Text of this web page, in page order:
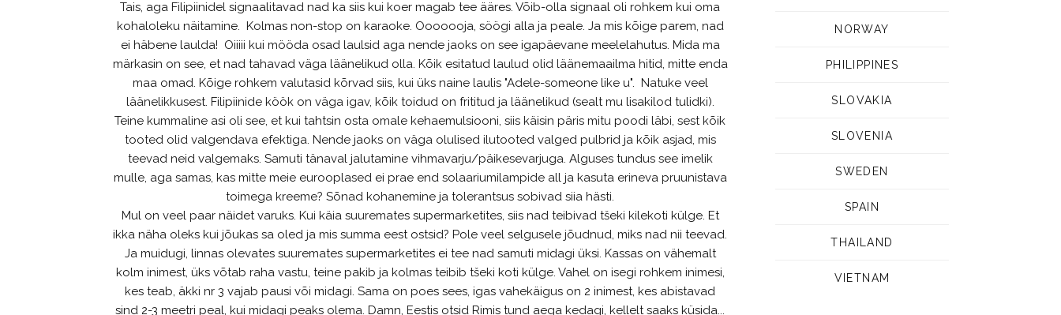
Tais, aga Filipiinidel signaalitavad nad ka siis kui koer magab tee ääres. Võib-olla signaal oli rohkem kui oma
kohaloleku näitamine. Kolmas non-stop on karaoke. Ooooooja, söögi alla ja peale. Ja mis kõige parem, nad
ei häbene laulda! Oiiiii kui mööda osad laulsid aga nende jaoks on see igapäevane meelelahutus. Mida ma
märkasin on see, et nad tahavad väga läänelikud olla. Kõik esitatud laulud olid läänemaailma hitid, mitte enda
maa omad. Kõige rohkem valutasid kõrvad siis, kui üks naine laulis "Adele-someone like u". Natuke veel
läänelikkusest. Filipiinide köök on väga igav, kõik toidud on frititud ja läänelikud (sealt mu lisakilod tulidki).
Teine kummaline asi oli see, et kui tahtsin osta omale kehaemulsiooni, siis käisin päris mitu poodi läbi, sest kõik
tooted olid valgendava efektiga. Nende jaoks on väga olulised ilutooted valged pulbrid ja kõik asjad, mis
teevad neid valgemaks. Samuti tänaval jalutamine vihmavarju/päikesevarjuga. Alguses tundus see imelik
mulle, aga samas, kas mitte meie eurooplased ei prae end solaariumilampide all ja kasuta erineva pruunistava
toimega kreeme? Sõnad kohanemine ja tolerantsus sobivad siia hästi.
Mul on veel paar näidet varuks. Kui käia suuremates supermarketites, siis nad teibivad tšeki kilekoti külge. Et
ikka näha oleks kui jõukas sa oled ja mis summa eest ostsid? Pole veel selgusele jõudnud, miks nad nii teevad.
Ja muidugi, linnas olevates suuremates supermarketites ei tee nad samuti midagi üksi. Kassas on vähemalt
kolm inimest, üks võtab raha vastu, teine pakib ja kolmas teibib tšeki koti külge. Vahel on isegi rohkem inimesi,
kes teab, äkki nr 3 vajab pausi või midagi. Sama on poes sees, igas vahekäigus on 2 inimest, kes abistavad
sind 2-3 meetri peal, kui midagi peaks olema. Damn, Eestis otsid Rimis tund aega kedagi, kellelt saaks küsida...
NORWAY
PHILIPPINES
SLOVAKIA
SLOVENIA
SWEDEN
SPAIN
THAILAND
VIETNAM